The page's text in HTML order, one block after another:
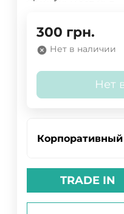
300 грн.
Нет в наличии
Нет
Корпоративный
TRADE IN